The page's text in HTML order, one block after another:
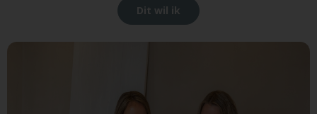
Dit wil ik